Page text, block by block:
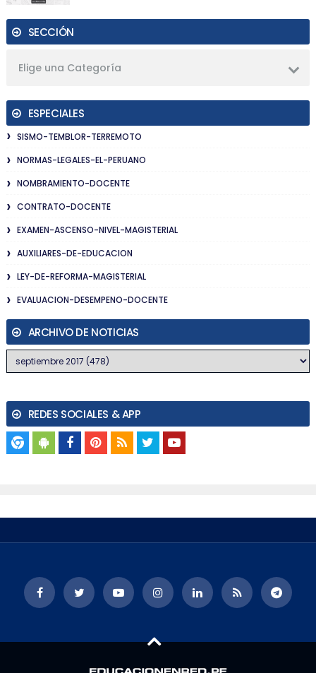
SECCIÓN
Elige una Categoría
ESPECIALES
SISMO-TEMBLOR-TERREMOTO
NORMAS-LEGALES-EL-PERUANO
NOMBRAMIENTO-DOCENTE
CONTRATO-DOCENTE
EXAMEN-ASCENSO-NIVEL-MAGISTERIAL
AUXILIARES-DE-EDUCACION
LEY-DE-REFORMA-MAGISTERIAL
EVALUACION-DESEMPENO-DOCENTE
ARCHIVO DE NOTICIAS
REDES SOCIALES & APP